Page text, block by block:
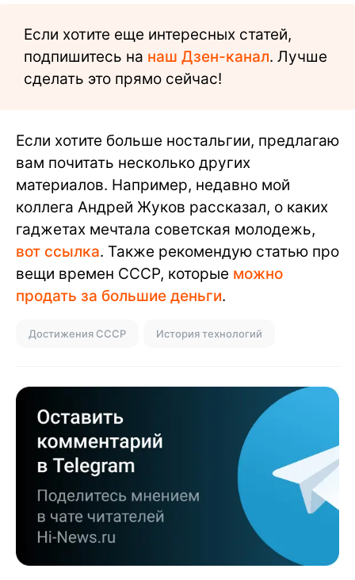
Если хотите еще интересных статей,
подпишитесь на наш Дзен-канал. Лучше
сделать это прямо сейчас!
Если хотите больше ностальгии, предлагаю
вам почитать несколько других
материалов. Например, недавно мой
коллега Андрей Жуков рассказал, о каких
гаджетах мечтала советская молодежь,
вот ссылка. Также рекомендую статью про
вещи времен СССР, которые можно
продать за большие деньги.
Достижения СССР История технологий